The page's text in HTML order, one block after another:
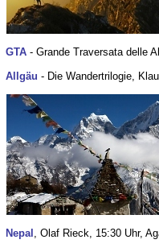
GTA- Grande Traversata delle
Allgäu - Die Wandertrilogie,
Nepal , Olaf Rieck, 15:30 Uhr,